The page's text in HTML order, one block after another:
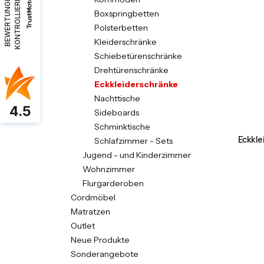
Boxspringbetten
Polsterbetten
Kleiderschränke
Schiebetürenschränke
Drehtürenschränke
Eckkleiderschränke
Nachttische
Sideboards
Schminktische
Schlafzimmer - Sets
Jugend - und Kinderzimmer
Wohnzimmer
Flurgarderoben
Cordmöbel
Matratzen
Outlet
Neue Produkte
Sonderangebote
B
E
W
E
R
T
U
N
G
E
N
K
O
N
T
R
O
L
L
I
E
R
EN
4.5